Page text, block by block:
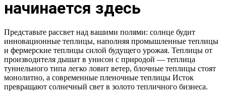
начинается здесь
Представьте рассвет над вашими полями: солнце будит
инновационные теплицы, наполняя промышленные теплицы
и фермерские теплицы силой будущего урожая. Теплицы от
производителя дышат в унисон с природой — теплица
туннельного типа легко ловит ветер, блочные теплицы стоят
монолитно, а современные пленочные теплицы Исток
превращают солнечный свет в золото тепличного бизнеса.